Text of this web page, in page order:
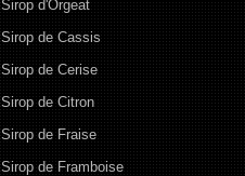
Sirop d'Orgeat
Sirop de Cassis
Sirop de Cerise
Sirop de Citron
Sirop de Fraise
Sirop de Framboise